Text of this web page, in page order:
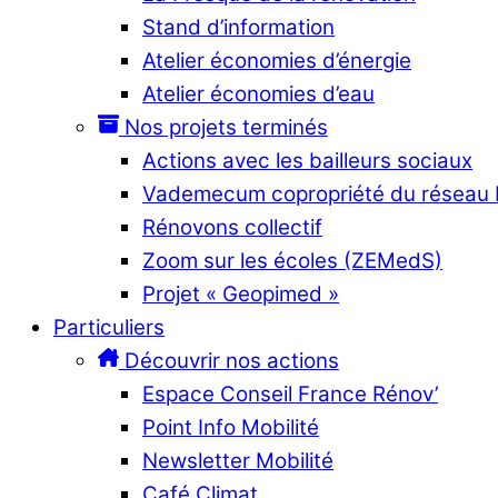
Stand d’information
Atelier économies d’énergie
Atelier économies d’eau
Nos projets terminés
Actions avec les bailleurs sociaux
Vademecum copropriété du réseau
Rénovons collectif
Zoom sur les écoles (ZEMedS)
Projet « Geopimed »
Particuliers
Découvrir nos actions
Espace Conseil France Rénov’
Point Info Mobilité
Newsletter Mobilité